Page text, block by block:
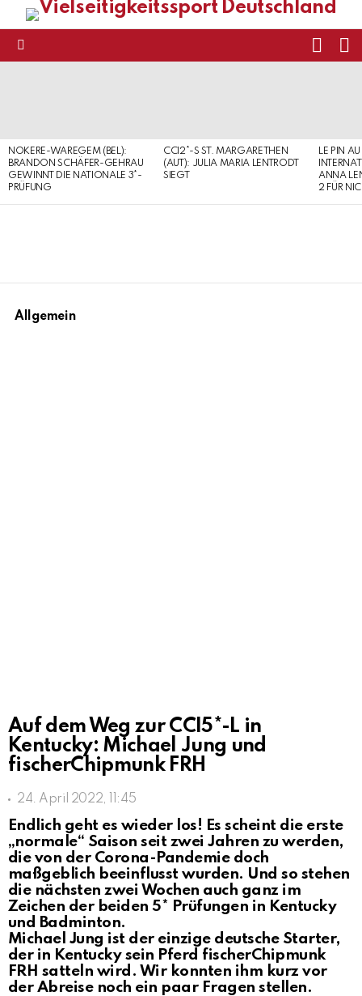
NOKERE-WAREGEM (BEL):
BRANDON SCHÄFER-GEHRAU
GEWINNT DIE NATIONALE 3*-
PRÜFUNG
CCI2*-S ST. MARGARETHEN
(AUT): JULIA MARIA LENTRODT
SIEGT
LE PIN
ANNA
2 FÜR
Allgemein
Auf dem Weg zur CCI5*-L in
Kentucky: Michael Jung und
fischerChipmunk FRH
24. April 2022, 11:45
Endlich geht es wieder los! Es scheint die erste
„normale“ Saison seit zwei Jahren zu werden,
die von der Corona-Pandemie doch
maßgeblich beeinflusst wurden. Und so stehen
die nächsten zwei Wochen auch ganz im
Zeichen der beiden 5* Prüfungen in Kentucky
und Badminton.
Michael Jung ist der einzige deutsche Starter,
der in Kentucky sein Pferd fischerChipmunk
FRH satteln wird. Wir konnten ihm kurz vor
der Abreise noch ein paar Fragen stellen.